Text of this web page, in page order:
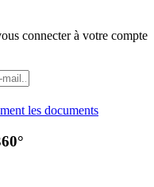
connecter à votre compte
les documents